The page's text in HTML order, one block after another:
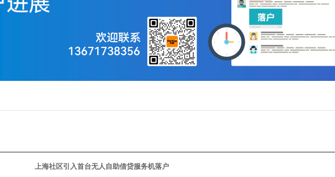
上海社区引入首台无人自助借贷服务机落户